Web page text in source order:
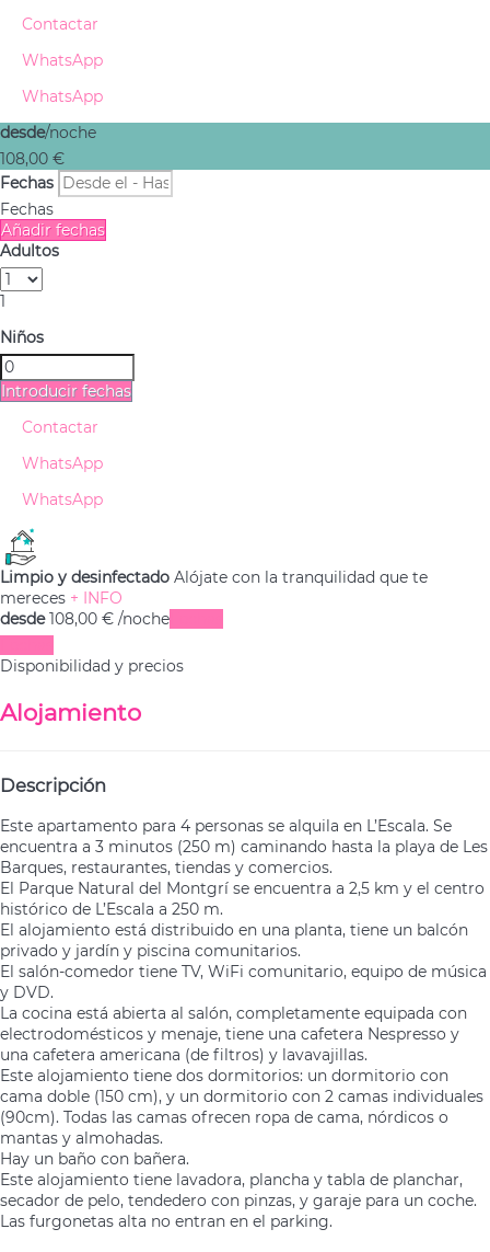
Contactar
WhatsApp
WhatsApp
desde/noche
108,00 €
Fechas
Fechas
Añadir fechas
Adultos
1
Niños
Introducir fechas
Contactar
WhatsApp
WhatsApp
Limpio y desinfectado Alójate con la tranquilidad que te
mereces + INFO
desde108,00 € /noche
Disponibilidad y precios
Alojamiento
Descripción
Este apartamento para 4 personas se alquila en L’Escala. Se
encuentra a 3 minutos (250 m) caminando hasta la playa de Les
Barques, restaurantes, tiendas y comercios.
El Parque Natural del Montgrí se encuentra a 2,5 km y el centro
histórico de L’Escala a 250 m.
El alojamiento está distribuido en una planta, tiene un balcón
privado y jardín y piscina comunitarios.
El salón-comedor tiene TV, WiFi comunitario, equipo de música
y DVD.
La cocina está abierta al salón, completamente equipada con
electrodomésticos y menaje, tiene una cafetera Nespresso y
una cafetera americana (de filtros) y lavavajillas.
Este alojamiento tiene dos dormitorios: un dormitorio con
cama doble (150 cm), y un dormitorio con 2 camas individuales
(90cm). Todas las camas ofrecen ropa de cama, nórdicos o
mantas y almohadas.
Hay un baño con bañera.
Este alojamiento tiene lavadora, plancha y tabla de planchar,
secador de pelo, tendedero con pinzas, y garaje para un coche.
Las furgonetas alta no entran en el parking.